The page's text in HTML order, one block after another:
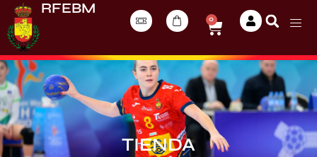
RFEBM
0
TIENDA